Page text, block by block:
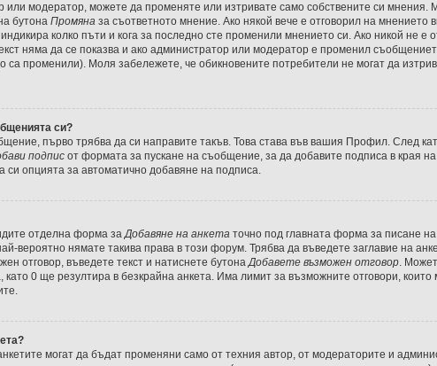
или модератор, можете да променяте или изтривате само собствените си мнения.
бутона Промяна за съответното мнение. Ако някой вече е отговорил на мнението
колко пъти и кога за последно сте променили мнението си. Ако никой не е
няма да се показва и ако администратор или модератор е променил
са променили). Моля забележете, че обикновените потребители не могат да
си?
първо трябва да си направите такъв. Това става във вашия Профил. След
подпис от формата за пускане на съобщение, за да добавите подписа в края
опцията за автоматично добавяне на подписа.
отделна форма заДобавяне на анкета точно под главната форма за писане
вероятно нямате такива права в този форум. Трябва да въведете заглавие на
отговор, въведете текст и натиснете бутонаДобавете възможен отговор.
като 0 ще резултира в безкрайна анкета. Има лимит за възможните отговори,
могат да бъдат променяни само от техния автор, от модераторите и